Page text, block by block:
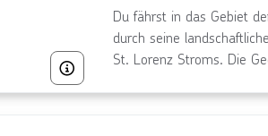
Bild von © jenifoto über Getty Images
Du fährst in das Gebiet
durch seine
St. Lorenz Stroms. Die
Bootsfahrt (optional).